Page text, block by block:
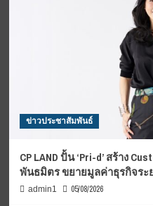
ข่าวประชาสัมพันธ์
CP LAND ปั้น ‘Pri-d’ สร้าง
พันธมิตร ขยายมูลค่าธุรกิจระ
admin1 05/08/2026